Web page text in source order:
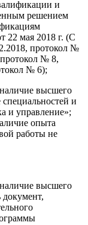
и
решением
22 мая 2018 г. (С
протокол №
№ 8,
№ 6);
высшего
и
и управление»;
опыта
работы не
высшего
документ,